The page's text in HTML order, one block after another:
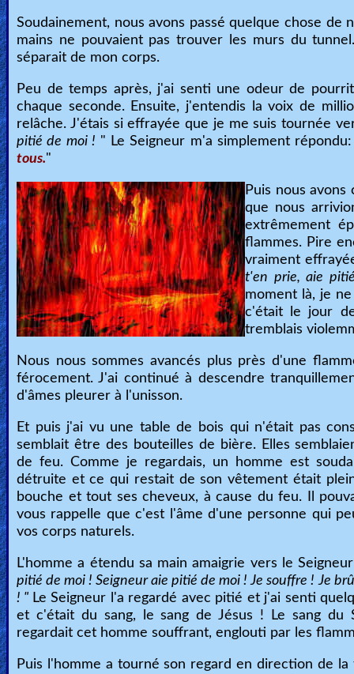
Soudainement, nous avons passé quelque chose
mains ne pouvaient pas trouver les murs du
séparait de mon corps.
Peu de temps après, j'ai senti une odeur de
chaque seconde. Ensuite, j'entendis la voix de
relâche. J'étais si effrayée que je me suis tournée
pitié de moi ! " Le Seigneur m'a simplement
tous."
Puis nous
que nous
extrêmement
flammes. Pire
vraiment
t'en prie, aie
moment là, je
c'était le jour
tremblais
Nous nous sommes avancés plus près d'une
férocement. J'ai continué à descendre
d'âmes pleurer à l'unisson.
Et puis j'ai vu une table de bois qui n'était pas
semblait être des bouteilles de bière. Elles
de feu. Comme je regardais, un homme est
détruite et ce qui restait de son vêtement était
bouche et tout ses cheveux, à cause du feu. Il
vous rappelle que c'est l'âme d'une personne qui
vos corps naturels.
L'homme a étendu sa main amaigrie vers le
pitié de moi ! Seigneur aie pitié de moi ! Je souffre ! Je
! " Le Seigneur l'a regardé avec pitié et j'ai senti
et c'était du sang, le sang de Jésus ! Le sang du
regardait cet homme souffrant, englouti par les
Puis l'homme a tourné son regard en direction de